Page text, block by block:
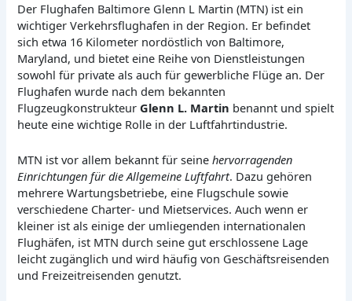
Der Flughafen Baltimore Glenn L Martin (MTN) ist ein
wichtiger Verkehrsflughafen in der Region. Er befindet
sich etwa 16 Kilometer nordöstlich von Baltimore,
Maryland, und bietet eine Reihe von Dienstleistungen
sowohl für private als auch für gewerbliche Flüge an. Der
Flughafen wurde nach dem bekannten
FlugzeugkonstrukteurGlenn L. Martin benannt und spielt
heute eine wichtige Rolle in der Luftfahrtindustrie.
MTN ist vor allem bekannt für seinehervorragenden
Einrichtungen für die Allgemeine Luftfahrt. Dazu gehören
mehrere Wartungsbetriebe, eine Flugschule sowie
verschiedene Charter- und Mietservices. Auch wenn er
kleiner ist als einige der umliegenden internationalen
Flughäfen, ist MTN durch seine gut erschlossene Lage
leicht zugänglich und wird häufig von Geschäftsreisenden
und Freizeitreisenden genutzt.